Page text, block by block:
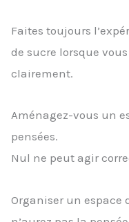
Faites toujours
de sucre lorsque
clairement.
Aménagez-vous un
pensées.
Nul ne peut agir
Organiser un espace